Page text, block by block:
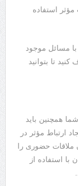
مؤثر استفاده
مسائل موجود
تا بتوانید
همچنین باید
ارتباط مؤثر در
ملاقات حضوری را
با استفاده از